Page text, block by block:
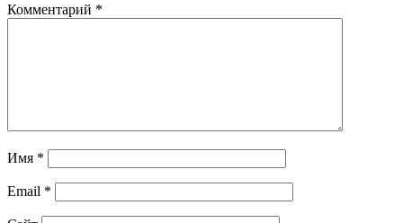
Комментарий *
Имя *
Email *